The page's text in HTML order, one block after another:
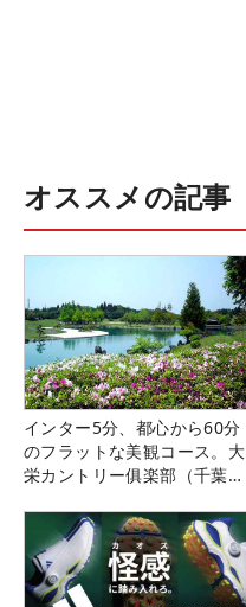
オススメの記事
インター5分、都心から60分
のフラットな美観コース。大
栄カントリー俱楽部（千葉